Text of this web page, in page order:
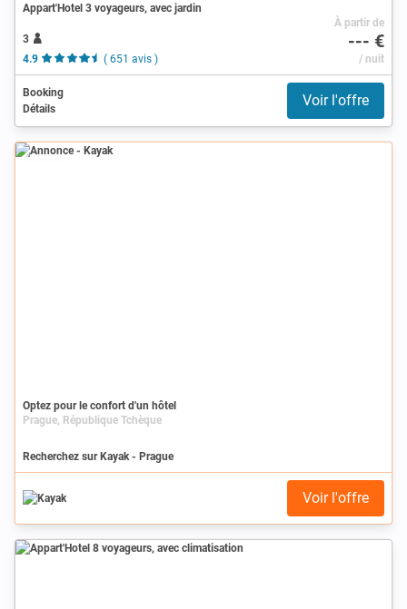
Appart'Hotel 3 voyageurs, avec jardin
3
4.9
( 651 avis )
À partir de
--- €
/ nuit
Booking
Détails
Voir l'offre
Annonce
Optez pour le confort d'un hôtel
Prague, République Tchèque
Recherchez sur Kayak - Prague
Voir l'offre